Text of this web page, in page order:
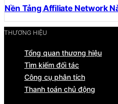
Nền Tảng Affiliate Network
THƯƠNG HIỆU
Tổng quan thương hiệu
Tìm kiếm đối tác
Công cụ phân tích
Thanh toán chủ động